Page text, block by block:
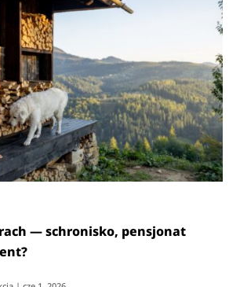
— schronisko, pensjonat